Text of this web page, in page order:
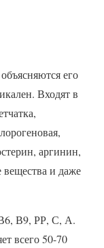
его
Входят в
аргинин,
и даже
В9, РР, С, А.
всего 50-70